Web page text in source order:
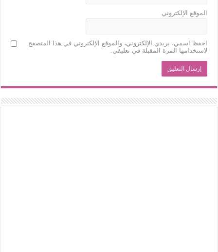
الموقع الإلكتروني
احفظ اسمي، بريدي الإلكتروني، والموقع الإلكتروني في هذا المتصفح
لاستخدامها المرة المقبلة في تعليقي.